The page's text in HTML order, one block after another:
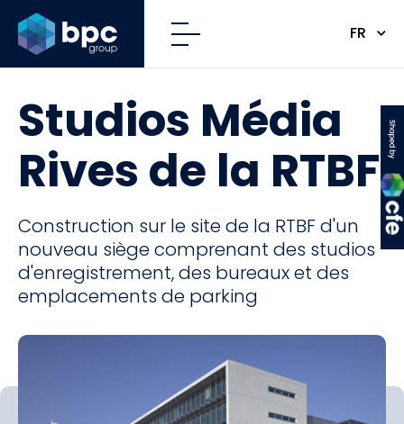
CFE
FR
Studios Média
Rives de la RTBF
Construction sur le site de la RTBF d'un
nouveau siège comprenant des studios
d'enregistrement, des bureaux et des
emplacements de parking